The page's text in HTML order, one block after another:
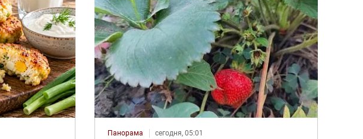
Панорама сегодня, 05:01